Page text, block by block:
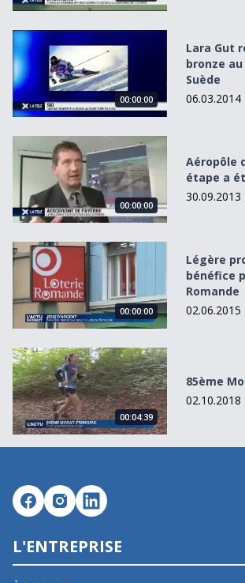
Lara Gut remporte le bronze au Géant
00:00:00
Lara Gut
bronze
Suède
06.03.2014
Aéropôle de la Broye: une étape a été
00:00:00
Aéropôle
étape a
30.09.2013
Légère progression du bénéfice pour la
00:00:00
Légère
bénéfice
Romande
02.06.2015
85ème Morat-Fribourg
00:04:39
85ème
02.10.2018
L'ENTREPRISE